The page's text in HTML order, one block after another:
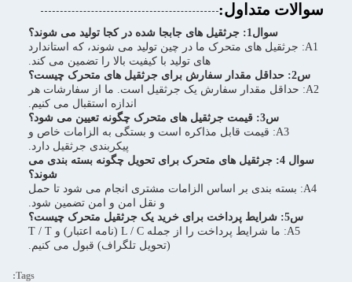
سوالات متداول:
سوال1: جرثقیل های جابجا شده در کجا تولید می شوند؟
A1: جرثقیل های متحرک ما در چین تولید می شوند، که استاندارد
های تولید با کیفیت بالا را تضمین می کند.
س2: حداقل مقدار سفارش برای جرثقیل های متحرک چیست؟
A2: حداقل مقدار سفارش یک جرثقیل است. ما از سفارشات هر
اندازه استقبال می کنیم.
س3: قیمت جرثقیل های متحرک چگونه تعیین می شود؟
A3: قیمت قابل مذاکره است و بستگی به الزامات خاص و
پیکربندی جرثقیل دارد.
سوال 4: جرثقیل های متحرک برای تحویل چگونه بسته بندی می
شوند؟
A4: بسته بندی بر اساس الزامات مشتری انجام می شود تا حمل
و نقل امن و امن تضمین شود.
س5: شرایط پرداخت برای خرید یک جرثقیل متحرک چیست؟
A5: ما شرایط پرداخت را از جمله L / C (نامه اعتبار) و T / T
(تحويل تلگراف) قبول می کنیم.
Tags: